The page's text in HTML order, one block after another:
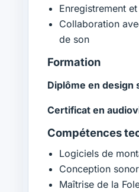
Enregistrement
Collaboration
de son
Formation
Diplôme en design
Certificat en
Compétences
Logiciels de
Conception
Maîtrise de la